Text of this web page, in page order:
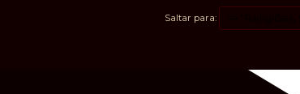
Saltar para